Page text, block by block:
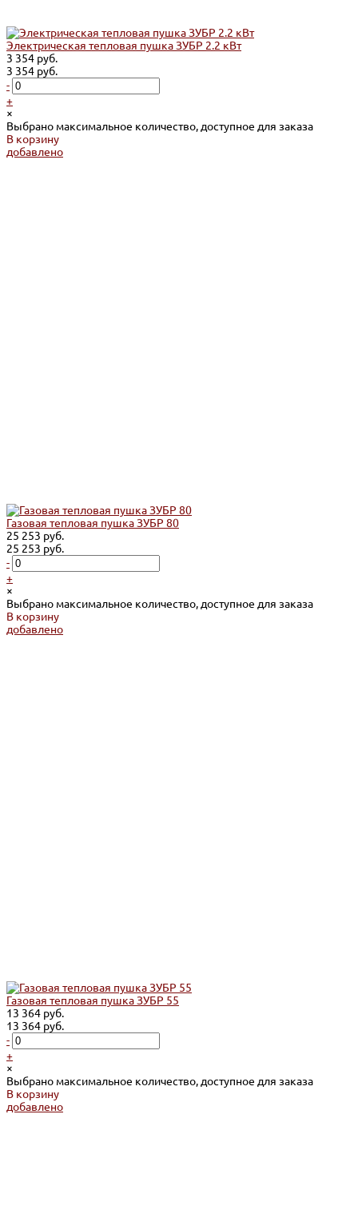
Электрическая тепловая пушка ЗУБР 2.2 кВт
3 354 руб.
3 354 руб.
-
+
×
Выбрано максимальное количество, доступное для заказа
В корзину
добавлено
Газовая тепловая пушка ЗУБР 80
25 253 руб.
25 253 руб.
-
+
×
Выбрано максимальное количество, доступное для заказа
В корзину
добавлено
Газовая тепловая пушка ЗУБР 55
13 364 руб.
13 364 руб.
-
+
×
Выбрано максимальное количество, доступное для заказа
В корзину
добавлено